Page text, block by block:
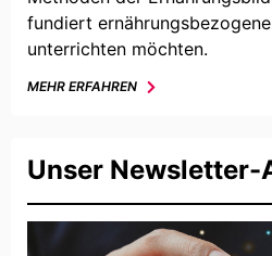
fundiert
unterrichten möchten.
MEHR ERFAHREN
Unser Newsletter-